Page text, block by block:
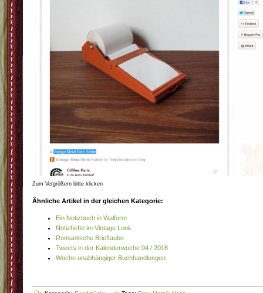
Zum Vergrößern bitte klicken
Ähnliche Artikel in der gleichen Kategorie:
Ein Notizbuch in Walform
Notizhefte im Vintage Look
Romantische Brieftaube
Tweets in der Kalenderwoche 04 / 2018
Woche unabhängiger Buchhandlungen